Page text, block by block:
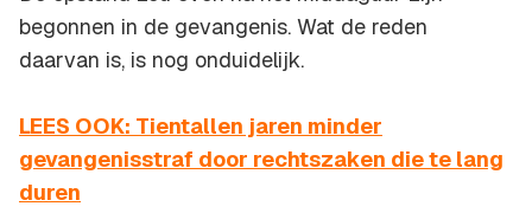
begonnen in de gevangenis. Wat de reden
daarvan is, is nog onduidelijk.
LEES OOK: Tientallen jaren minder
gevangenisstraf door rechtszaken die te lang
duren